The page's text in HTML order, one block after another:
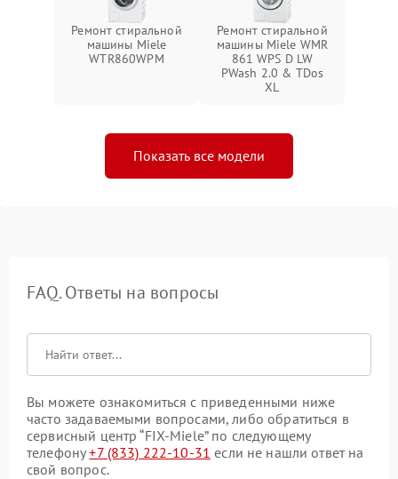
Ремонт стиральной
машины Miele
WTR860WPM
Ремонт стиральной
машины Miele WMR
861 WPS D LW
PWash 2.0 & TDos
XL
Показать все модели
FAQ. Ответы на вопросы
Вы можете ознакомиться с приведенными ниже
часто задаваемыми вопросами, либо обратиться в
сервисный центр “FIX-Miele” по следующему
телефону+7 (833) 222-10-31 если не нашли ответ на
свой вопрос.